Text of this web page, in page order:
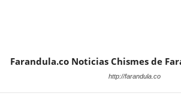
Farandula.co Noticias Chismes de
http://farandula.co